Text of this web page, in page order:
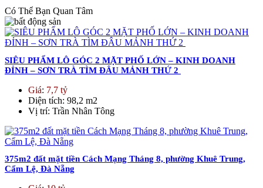
Có Thể Bạn Quan Tâm
SIÊU PHẨM LÔ GÓC 2 MẶT PHỐ LỚN – KINH DOANH
ĐỈNH – SƠN TRÀ TÌM ĐÂU MẢNH THỨ 2
Giá: 7,7 tỷ
Diện tích: 98,2 m2
Vị trí: Trần Nhân Tông
375m2 đất mặt tiền Cách Mạng Tháng 8, phường Khuê Trung,
Cẩm Lệ, Đà Nẵng